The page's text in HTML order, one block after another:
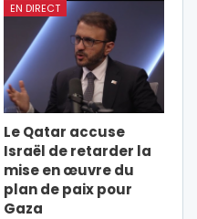
EN DIRECT
Le Qatar accuse
Israël de retarder la
mise en œuvre du
plan de paix pour
Gaza